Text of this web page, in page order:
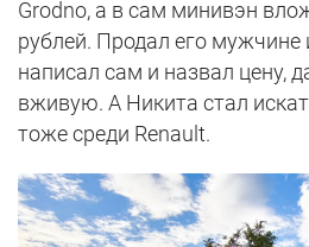
Grodno, а в сам минивэн
рублей. Продал его
написал сам и назвал цену,
вживую. А Никита стал
тоже среди Renault.